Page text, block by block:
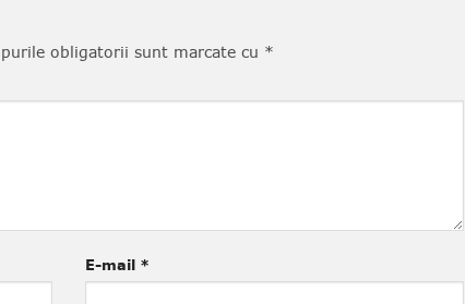
obligatorii sunt marcate cu *
E-mail *